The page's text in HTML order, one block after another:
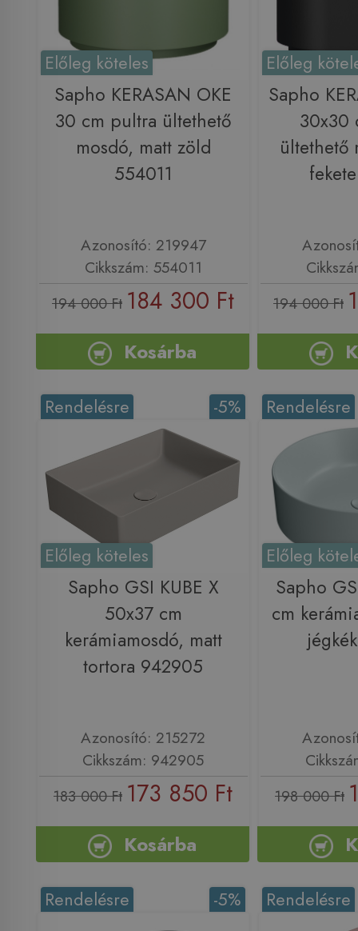
Előleg köteles
Sapho KERASAN OKE
30 cm pultra ültethető
mosdó, matt zöld
554011
Azonosító: 219947
Cikkszám: 554011
194 000 Ft 184 300 Ft
Kosárba
Előleg
Sapho
30x30
ültethető
194 000 Ft
-5%
Rendelésre
Előleg köteles
Sapho GSI KUBE X
50x37 cm
kerámiamosdó, matt
tortora 942905
Azonosító: 215272
Cikkszám: 942905
183 000 Ft 173 850 Ft
Kosárba
Rendelésre
Előleg
Sapho
cm
198 000 Ft
-5%
Rendelésre Rendelésre